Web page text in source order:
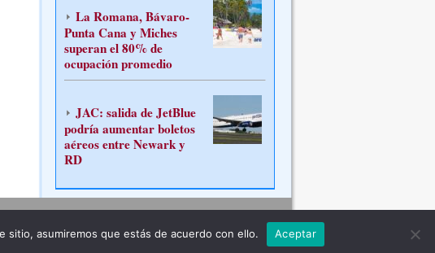
La Romana, Bávaro-
Punta Cana y Miches
superan el 80% de
ocupación promedio
JAC: salida de JetBlue
podría aumentar boletos
aéreos entre Newark y
RD
sitio, asumiremos que estás de acuerdo con ello. Aceptar